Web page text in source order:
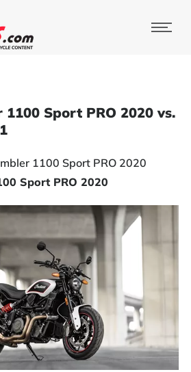
Sport PRO 2020 vs.
Sport PRO 2020